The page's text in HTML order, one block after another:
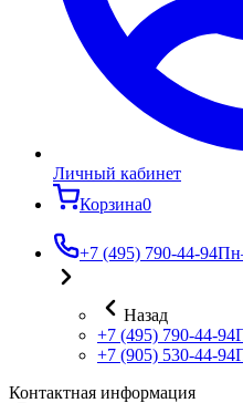
Личный кабинет
Корзина0
+7 (495) 790-44-94
Назад
+7 (495) 790-44-94
+7 (905) 530-44-94
Контактная информация